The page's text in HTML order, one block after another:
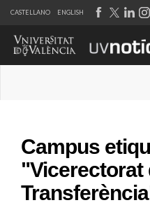
CASTELLANO ENGLISH
Campus
"Vicerectorat